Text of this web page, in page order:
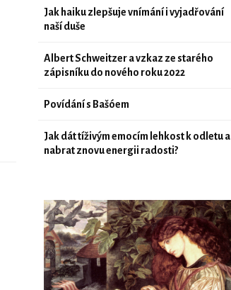
Jak haiku zlepšuje vnímání i vyjadřování
naší duše
Albert Schweitzer a vzkaz ze starého
zápisníku do nového roku 2022
Povídání s Bašóem
Jak dát tíživým emocím lehkost k odletu a
nabrat znovu energii radosti?